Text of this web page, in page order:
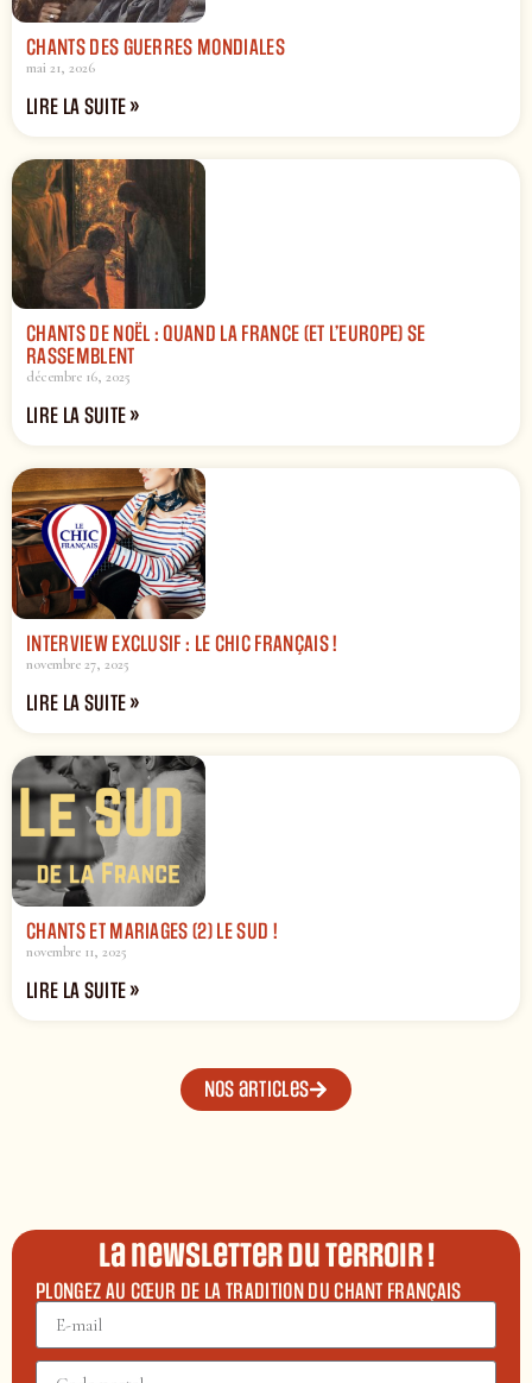
CHANTS DES GUERRES MONDIALES
mai 21, 2026
LIRE LA SUITE »
CHANTS DE NOËL : QUAND LA FRANCE (ET L’EUROPE) SE
RASSEMBLENT
décembre 16, 2025
LIRE LA SUITE »
INTERVIEW EXCLUSIF : LE CHIC FRANÇAIS !
novembre 27, 2025
LIRE LA SUITE »
CHANTS ET MARIAGES (2) LE SUD !
novembre 11, 2025
LIRE LA SUITE »
Nos articles
La newsletter du terroir !
PLONGEZ AU CŒUR DE LA TRADITION DU CHANT FRANÇAIS